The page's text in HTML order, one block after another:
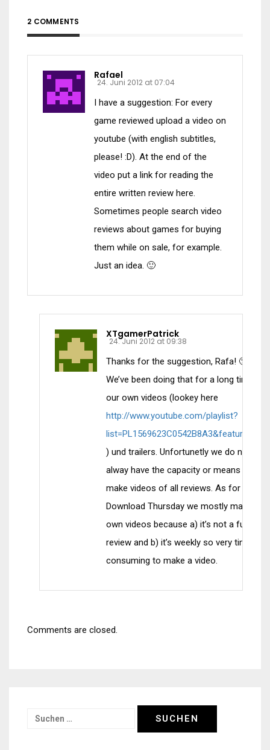
2 COMMENTS
Rafael
24. Juni 2012 at 07:04
I have a suggestion: For every
game reviewed upload a video on
youtube (with english subtitles,
please! :D). At the end of the
video put a link for reading the
entire written review here.
Sometimes people search video
reviews about games for buying
them while on sale, for example.
Just an idea. 🙂
XTgamerPatrick
24. Juni 2012 at 09:38
Thanks for the suggestion, Rafa! 🙂
We’ve been doing that for a long time on
our own videos (lookey here
http://www.youtube.com/playlist?
list=PL1569623C0542B8A3&feature=plcp
) und trailers. Unfortunetly we do not
alway have the capacity or means to
make videos of all reviews. As for the
Download Thursday we mostly make not
own videos because a) it’s not a full
review and b) it’s weekly so very time
consuming to make a video.
Comments are closed.
Suchen